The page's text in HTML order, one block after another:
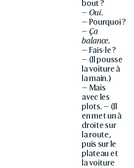
bout ?
— Oui.
— Pourquoi ?
— Ça
balance.
— Fais-le ?
— (Il pousse
la voiture à
la main.)
— Mais
avec les
plots. — (Il
en met un à
droite sur
la route,
puis sur le
plateau et
la voiture